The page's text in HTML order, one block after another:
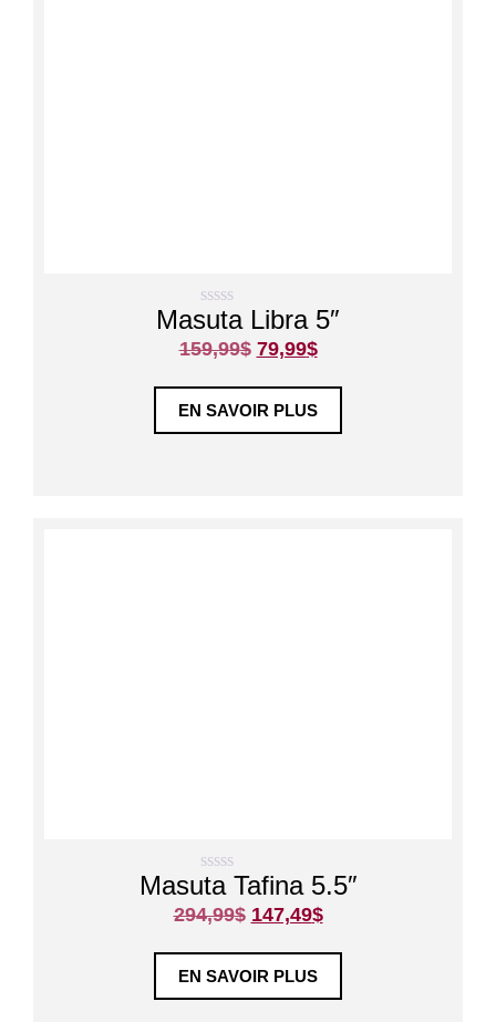
0
s
u
5
Masuta Libra 5″
159,99$ 79,99$
EN SAVOIR PLUS
0
s
u
5
Masuta Tafina 5.5″
294,99$ 147,49$
EN SAVOIR PLUS